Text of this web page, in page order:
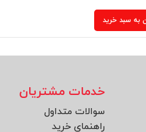
به سبد خرید
خدمات مشتریان
سوالات متداول
راهنمای خرید